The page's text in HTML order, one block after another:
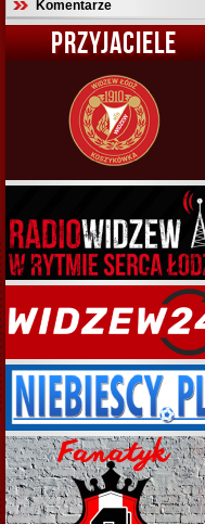
Komentarze
PRZYJACIELE